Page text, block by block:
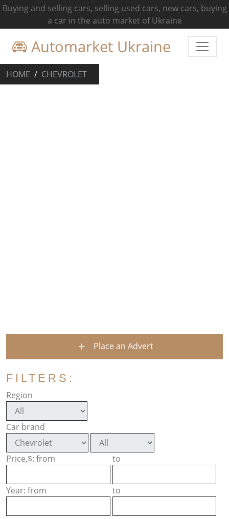
Buying and selling cars, selling used cars, new cars, buying
a car in the auto market of Ukraine
Automarket Ukraine
HOME CHEVROLET
Place an Advert
FILTERS:
Region
Car brand
Price,$: from to
Year: from to